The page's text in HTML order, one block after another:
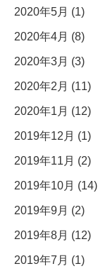
2020年5月 (1)
2020年4月 (8)
2020年3月 (3)
2020年2月 (11)
2020年1月 (12)
2019年12月 (1)
2019年11月 (2)
2019年10月 (14)
2019年9月 (2)
2019年8月 (12)
2019年7月 (1)